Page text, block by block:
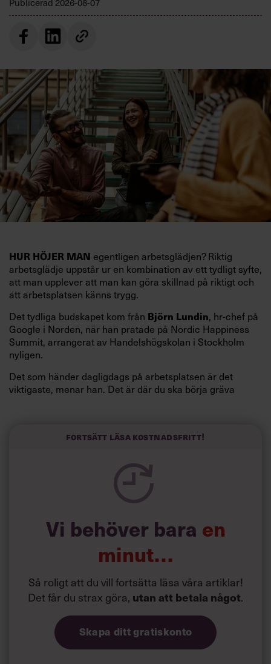
HUR HÖJER MAN egentligen arbetsglädjen? Riktig
arbetsglädje uppstår ur en kombination av ett tydligt syfte,
att man upplever att man kan göra skillnad på riktigt och
att arbetsplatsen känns trygg.
Det tydliga budskapet kom från Björn Lundin, hr-chef på
Google i Norden, när han pratade på Nordic Happiness
Summit, arrangerat av Handelshögskolan i Stockholm
nyligen.
Det som händer dagligdags på arbetsplatsen är det
viktigaste, menar han. Det är där du ska börja gräva
och höjt arbetsglädjen på Google:
Fortsätt läsa kostnadsfritt!
Vi behöver bara en
minut…
Så roligt att du vill fortsätta läsa våra artiklar!
Det får du strax göra, utan att betala något.
Skapa ditt gratiskonto